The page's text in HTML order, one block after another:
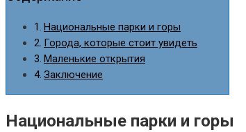
Национальные парки и горы
Города, которые стоит увидеть
Маленькие открытия
Заключение
Национальные парки и горы